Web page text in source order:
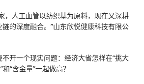
，人工血管以纺织基为原料，现在又深耕
的深度融合。”山东欣悦健康科技有限公
开一个现实问题：经济大省怎样在“挑大
“含金量”一起做高？